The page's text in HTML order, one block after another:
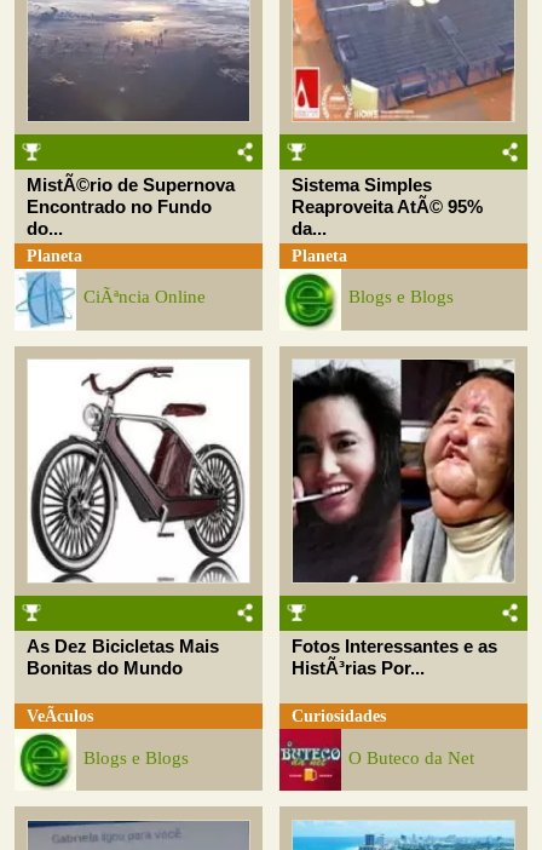
MistÃ©rio de Supernova
Encontrado no Fundo
do...
Planeta
CiÃªncia Online
Sistema Simples
Reaproveita AtÃ© 95%
da...
Planeta
Blogs e Blogs
As Dez Bicicletas Mais
Bonitas do Mundo
VeÃ­culos
Blogs e Blogs
Fotos Interessantes e as
HistÃ³rias Por...
Curiosidades
O Buteco da Net